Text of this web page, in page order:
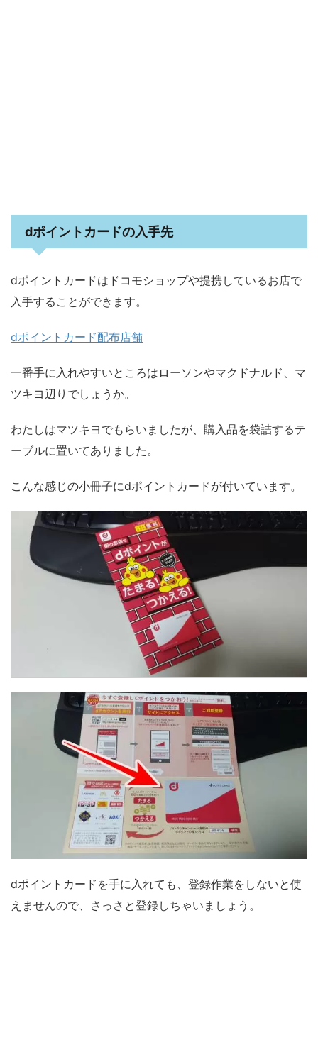
dポイントカードの入手先
dポイントカードはドコモショップや提携しているお店で
入手することができます。
dポイントカード配布店舗
一番手に入れやすいところはローソンやマクドナルド、マ
ツキヨ辺りでしょうか。
わたしはマツキヨでもらいましたが、購入品を袋詰するテ
ーブルに置いてありました。
こんな感じの小冊子にdポイントカードが付いています。
dポイントカードを手に入れても、登録作業をしないと使
えませんので、さっさと登録しちゃいましょう。